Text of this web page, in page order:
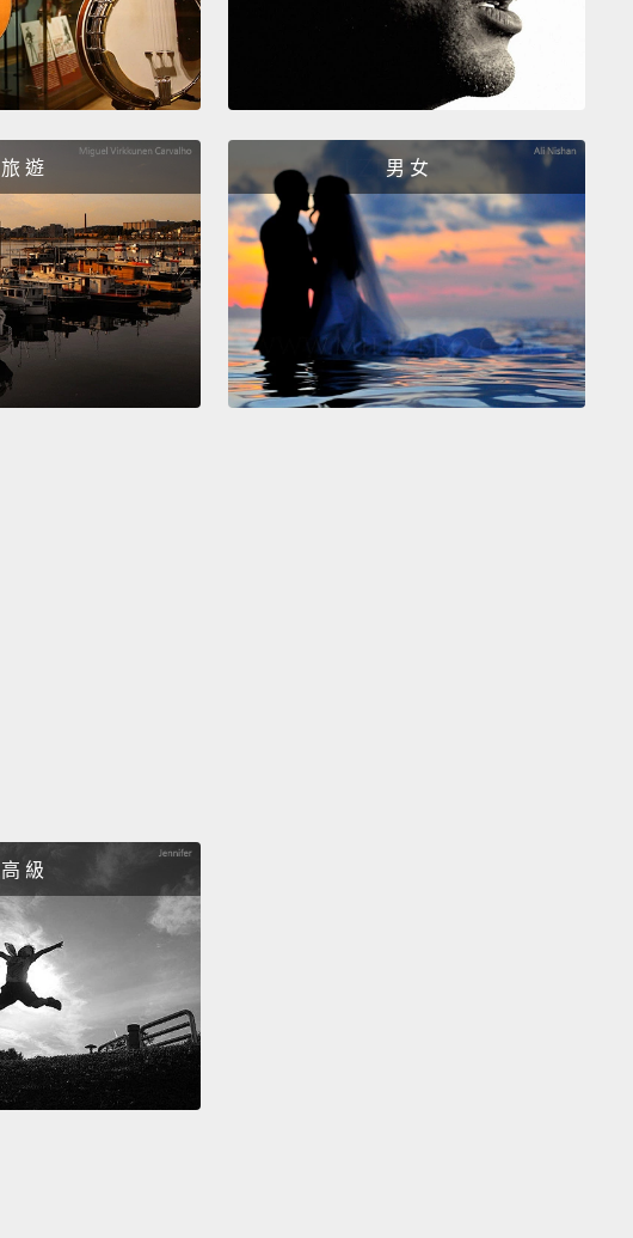
發能快速冷凍食物的方法，那冷凍方法是靠將一包包小包裹塞
進冷凍到零下四十度的金屬板間。結合聰明的行銷，這讓
Birdseye 得以將北極的冬天帶到世界其它地方，且幾乎隻手開
You probably even have your own freezer,
a marvelous
device cold enough to quick-freeze almost any food you
put in it. In other words, the North Pole—in your kitchen.
你搞不好甚至有自己的冷凍庫，一個冷到可以快速結凍幾乎你
放進去的任何食物的神奇設備。換句話說就是，北極－－在你
旅 遊 男 女
高 級